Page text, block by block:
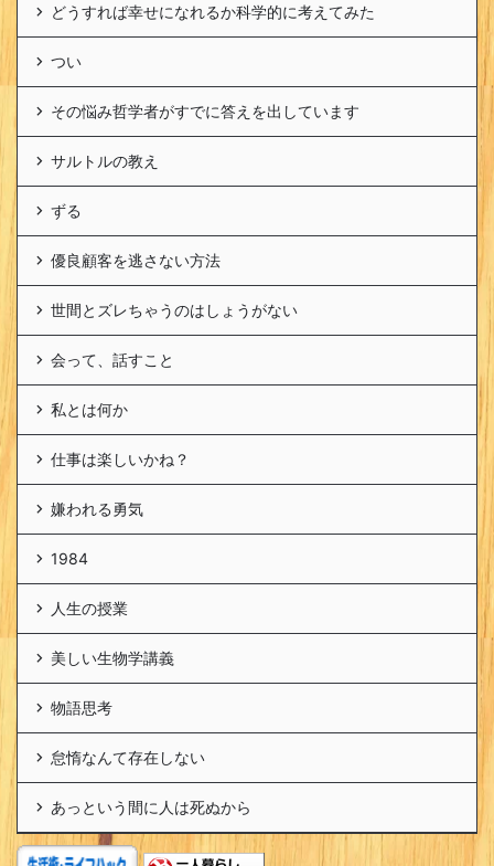
どうすれば幸せになれるか科学的に考えてみた
つい
その悩み哲学者がすでに答えを出しています
サルトルの教え
ずる
優良顧客を逃さない方法
世間とズレちゃうのはしょうがない
会って、話すこと
私とは何か
仕事は楽しいかね？
嫌われる勇気
1984
人生の授業
美しい生物学講義
物語思考
怠惰なんて存在しない
あっという間に人は死ぬから